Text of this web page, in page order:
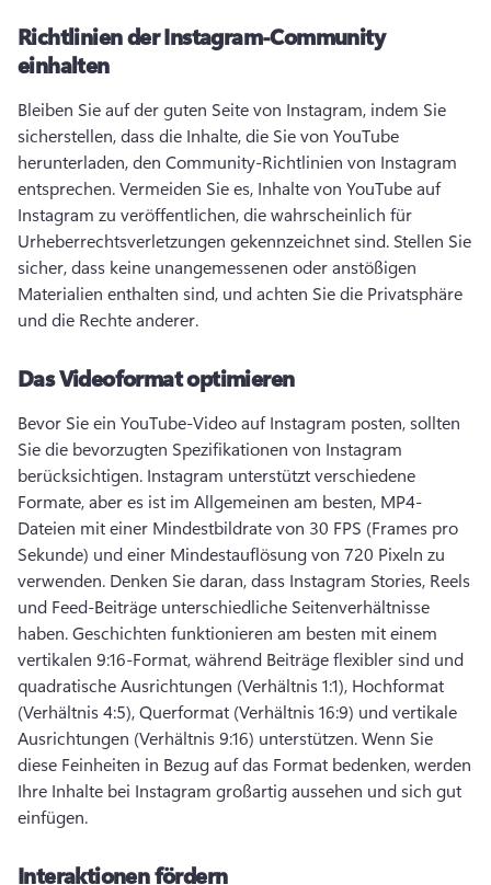
Richtlinien der Instagram-Community
einhalten
Bleiben Sie auf der guten Seite von Instagram, indem Sie
sicherstellen, dass die Inhalte, die Sie von YouTube
herunterladen, den Community-Richtlinien von Instagram
entsprechen. Vermeiden Sie es, Inhalte von YouTube auf
Instagram zu veröffentlichen, die wahrscheinlich für
Urheberrechtsverletzungen gekennzeichnet sind. Stellen Sie
sicher, dass keine unangemessenen oder anstößigen
Materialien enthalten sind, und achten Sie die Privatsphäre
und die Rechte anderer.
Das Videoformat optimieren
Bevor Sie ein YouTube-Video auf Instagram posten, sollten
Sie die bevorzugten Spezifikationen von Instagram
berücksichtigen. Instagram unterstützt verschiedene
Formate, aber es ist im Allgemeinen am besten, MP4-
Dateien mit einer Mindestbildrate von 30 FPS (Frames pro
Sekunde) und einer Mindestauflösung von 720 Pixeln zu
verwenden. Denken Sie daran, dass Instagram Stories, Reels
und Feed-Beiträge unterschiedliche Seitenverhältnisse
haben. Geschichten funktionieren am besten mit einem
vertikalen 9:16-Format, während Beiträge flexibler sind und
quadratische Ausrichtungen (Verhältnis 1:1), Hochformat
(Verhältnis 4:5), Querformat (Verhältnis 16:9) und vertikale
Ausrichtungen (Verhältnis 9:16) unterstützen. Wenn Sie
diese Feinheiten in Bezug auf das Format bedenken, werden
Ihre Inhalte bei Instagram großartig aussehen und sich gut
einfügen.
Interaktionen fördern